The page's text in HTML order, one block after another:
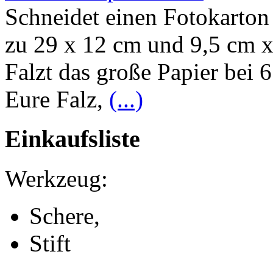
Schneidet einen
zu 29 x 12 cm und 9,5 cm
Falzt das große Papier bei
Eure Falz, (...)
Einkaufsliste
Werkzeug:
Schere,
Stift